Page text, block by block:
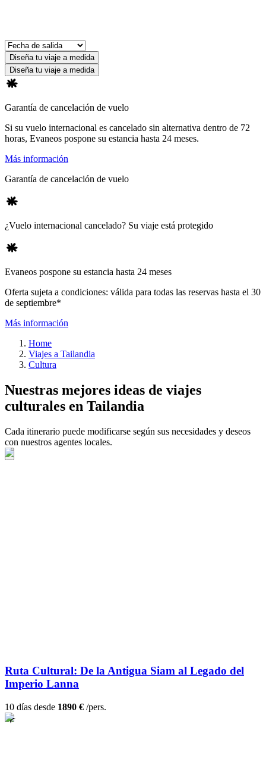
Diseña tu viaje a medida
Diseña tu viaje a medida
Garantía de cancelación de vuelo
Si su vuelo internacional es cancelado sin alternativa dentro de 72
horas, Evaneos pospone su estancia hasta 24 meses.
Más información
Garantía de cancelación de vuelo
¿Vuelo internacional cancelado? Su viaje está protegido
Evaneos pospone su estancia hasta 24 meses
Oferta sujeta a condiciones: válida para todas las reservas hasta el 30
de septiembre*
Más información
Home
Viajes a Tailandia
Cultura
Nuestras mejores ideas de viajes
culturales en Tailandia
Cada itinerario puede modificarse según sus necesidades y deseos
con nuestros agentes locales.
Ruta Cultural: De la Antigua Siam al Legado del
Imperio Lanna
10 días desde 1890 € /pers.